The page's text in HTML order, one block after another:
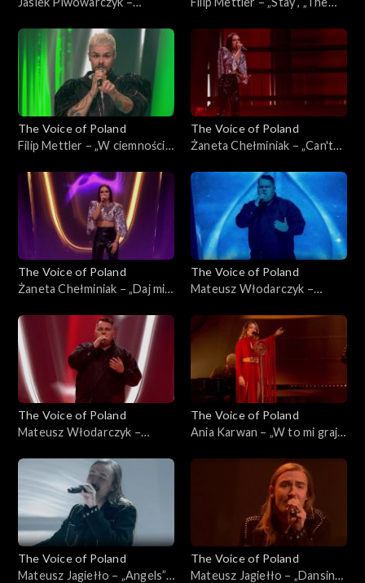
Poland”, Live 3, 22 listopada
2025
listopada 2025
The Voice of Poland
Filip Mettler – „W ciemności”,
22 listopada 2025
The Voice of Poland
Żaneta Chełminiak – „Can't
„The Voice of Poland”, Live 3,
22 listopada 2025
The Voice of Poland
Żaneta Chełminiak – „Daj mi
Poland”, Live 3, 22 listopada
2025
The Voice of Poland
Mateusz Włodarczyk –
„The Voice of Poland”, Live 3,
22 listopada 2025
The Voice of Poland
Mateusz Włodarczyk –
Poland”, Live 3, 22 listopada
The Voice of Poland
Ania Karwan – „W to mi graj”,
22 listopada 2025
The Voice of Poland
Mateusz Jagiełło – „Angels”,
The Voice of Poland
Mateusz Jagiełło – „Dansing”,